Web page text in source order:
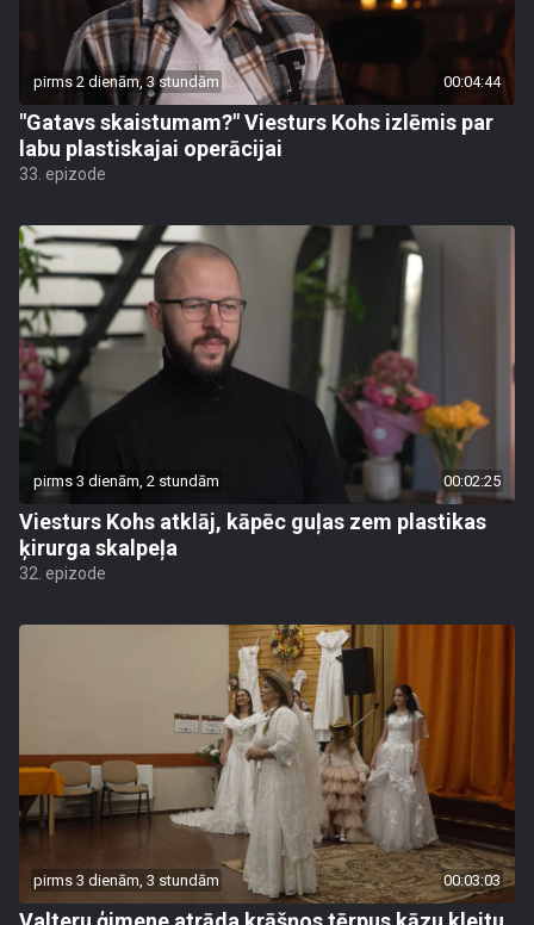
pirms 2 dienām, 3 stundām 00:04:44
"Gatavs skaistumam?" Viesturs Kohs izlēmis par
labu plastiskajai operācijai
33. epizode
pirms 3 dienām, 2 stundām 00:02:25
Viesturs Kohs atklāj, kāpēc guļas zem plastikas
ķirurga skalpeļa
32. epizode
pirms 3 dienām, 3 stundām 00:03:03